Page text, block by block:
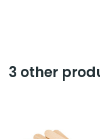
3 other